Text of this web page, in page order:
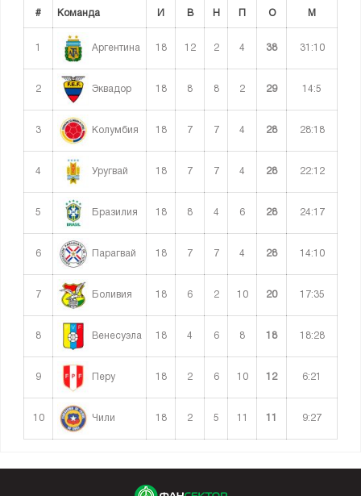
# Команда И В Н О М
1 Аргентина 18 12 2 4 38 31:10
2 Эквадор 18 8 8 2 29 14:5
3 Колумбия 18 7 7 4 28 28:18
4 Уругвай 18 7 7 4 28 22:12
5 Бразилия 18 8 4 6 28 24:17
6 Парагвай 18 7 7 4 28 14:10
7 Боливия 18 6 2 10 20 17:35
8 Венесуэла 18 4 6 8 18 18:28
9 Перу 18 2 6 10 12 6:21
10 Чили 18 2 5 11 11 9:27